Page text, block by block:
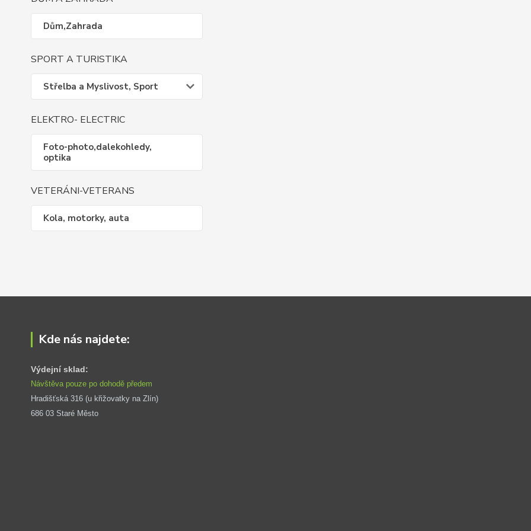
Dům,Zahrada
SPORT A TURISTIKA
Střelba a Myslivost, Sport
ELEKTRO- ELECTRIC
Foto-photo,dalekohledy,
optika
VETERÁNI-VETERANS
Kola, motorky, auta
Kde nás najdete:
Výdejní sklad:
Návštěva pouze po dohodě předem
Hradišťská 316 (u křižovatky na Zlín)
686 03 Staré Město